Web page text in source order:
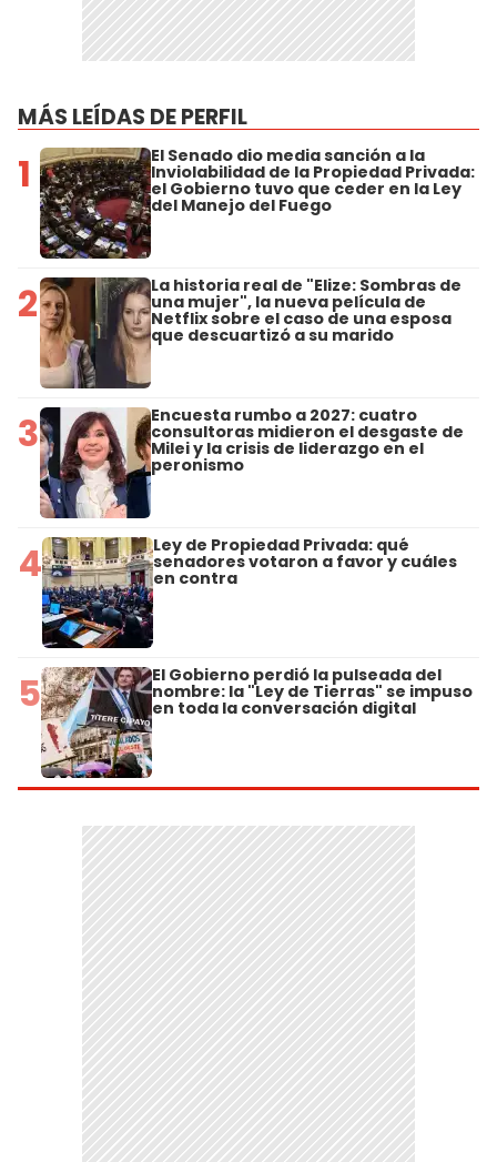
MÁS LEÍDAS DE PERFIL
1 El Senado dio media sanción a la
Inviolabilidad de la Propiedad Privada:
el Gobierno tuvo que ceder en la Ley
del Manejo del Fuego
2 La historia real de "Elize: Sombras de
una mujer", la nueva película de
Netflix sobre el caso de una esposa
que descuartizó a su marido
3 Encuesta rumbo a 2027: cuatro
consultoras midieron el desgaste de
Milei y la crisis de liderazgo en el
peronismo
4 Ley de Propiedad Privada: qué
senadores votaron a favor y cuáles
en contra
5 El Gobierno perdió la pulseada del
nombre: la "Ley de Tierras" se impuso
en toda la conversación digital